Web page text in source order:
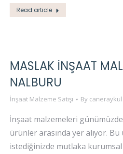
Read article
MASLAK İNŞAAT
NALBURU
İnşaat Malzeme Satışı By caneraykul
İnşaat malzemeleri
ürünler arasında yer alıyor.
istediğinizde mutlaka